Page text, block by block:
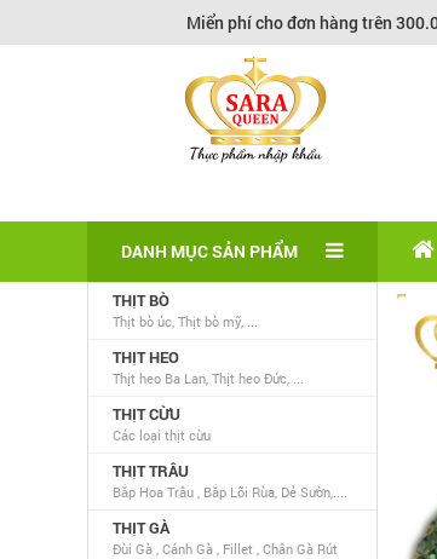
Miển phí cho đơn hàng trên 300.000
DANH MỤC SẢN PHẨM
THỊT BÒ
Thịt bò úc, Thịt bò mỹ, ...
THỊT HEO
Thịt heo Ba Lan, Thịt heo Đức, ...
THỊT CỪU
Các loại thịt cừu
THỊT TRÂU
Bắp Hoa Trâu , Bắp Lõi Rùa, Dẻ Sườn,....
THỊT GÀ
Đùi Gà , Cánh Gà , Fillet , Chân Gà Rút